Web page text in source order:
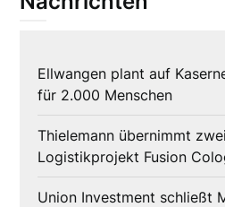
Ellwangen plant auf
für 2.000 Menschen
Thielemann übernimmt
Logistikprojekt Fusion
Union Investment schließt